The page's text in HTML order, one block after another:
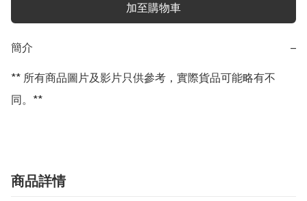
加至購物車
簡介 −
** 所有商品圖片及影片只供參考，實際貨品可能略有不
同。**
商品詳情